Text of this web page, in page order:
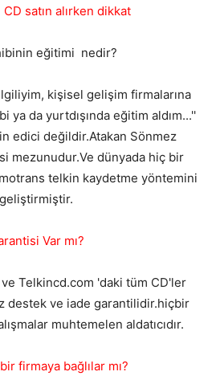
satın alırken dikkat
eğitimi nedir?
kişisel gelişim firmalarına
ya da yurtdışında eğitim aldım...''
edici değildir.Atakan Sönmez
mezunudur.Ve dünyada hiç bir
telkin kaydetme yöntemini
geliştirmiştir.
Var mı?
Telkincd.com 'daki tüm CD'ler
destek ve iade garantilidir.hiçbir
muhtemelen aldatıcıdır.
firmaya bağlılar mı?